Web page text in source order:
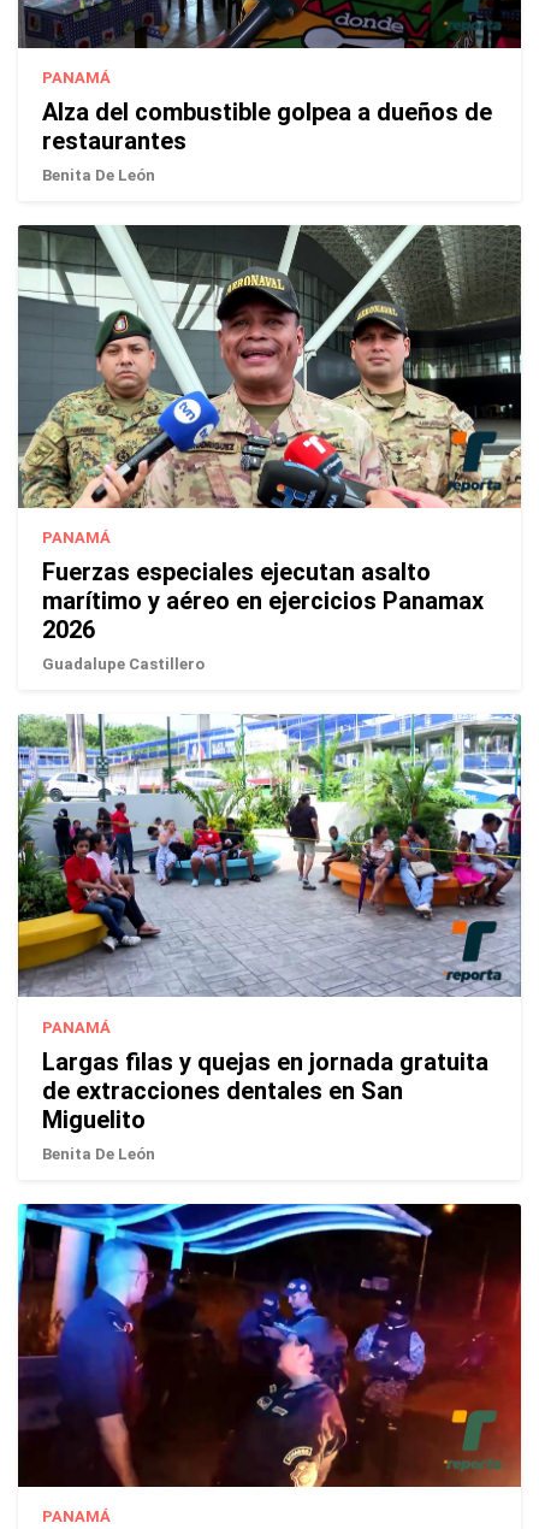
PANAMÁ
Alza del combustible golpea a dueños de
restaurantes
Benita De León
PANAMÁ
Fuerzas especiales ejecutan asalto
marítimo y aéreo en ejercicios Panamax
2026
Guadalupe Castillero
PANAMÁ
Largas filas y quejas en jornada gratuita
de extracciones dentales en San
Miguelito
Benita De León
PANAMÁ